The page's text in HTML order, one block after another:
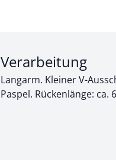
Abschnitt 2 von 3:
Verarbeitung
Langarm. Kleiner V-
Paspel. Rückenlänge: ca.